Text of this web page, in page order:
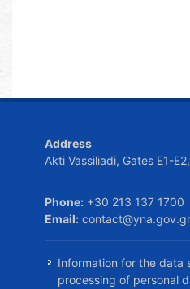
Address
Akti Vassiliadi, Gates E1-
Phone: +30 213 137 1700
Email: contact@yna.gov.gr
Information for the data
processing of personal